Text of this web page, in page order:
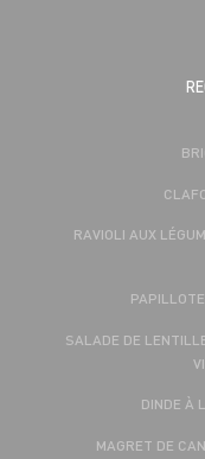
RAVIOLI AUX
SALADE DE
DINDE À
MAGRET DE